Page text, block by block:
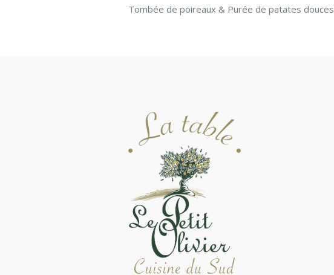
Tombée de poireaux & Purée de patates douces